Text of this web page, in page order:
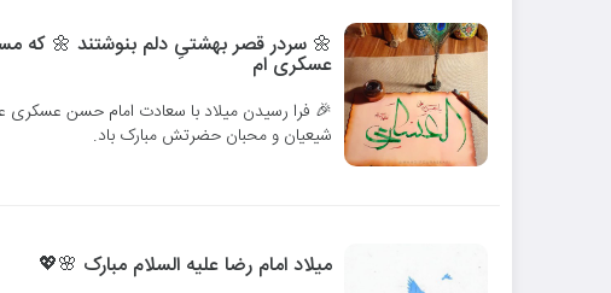
🌼 سردر قصر بهشتیِ دلم بنوشتند 🌼 که
عسکری ام
🎉 فرا رسیدن میلاد با سعادت امام حسن عسکری
شیعیان و محبان حضرتش مبارک باد.
میلاد امام رضا علیه السلام مبارک‌ 🌸💖